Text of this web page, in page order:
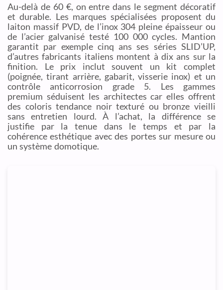
Au-delà de 60 €, on entre dans le segment décoratif
et durable. Les marques spécialisées proposent du
laiton massif PVD, de l’inox 304 pleine épaisseur ou
de l’acier galvanisé testé 100 000 cycles. Mantion
garantit par exemple cinq ans ses séries SLID’UP,
d’autres fabricants italiens montent à dix ans sur la
finition. Le prix inclut souvent un kit complet
(poignée, tirant arrière, gabarit, visserie inox) et un
contrôle anticorrosion grade 5. Les gammes
premium séduisent les architectes car elles offrent
des coloris tendance noir texturé ou bronze vieilli
sans entretien lourd. À l’achat, la différence se
justifie par la tenue dans le temps et par la
cohérence esthétique avec des portes sur mesure ou
un système domotique.